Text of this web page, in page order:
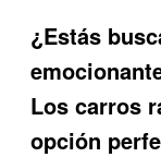
¿Estás
Los carros
opción